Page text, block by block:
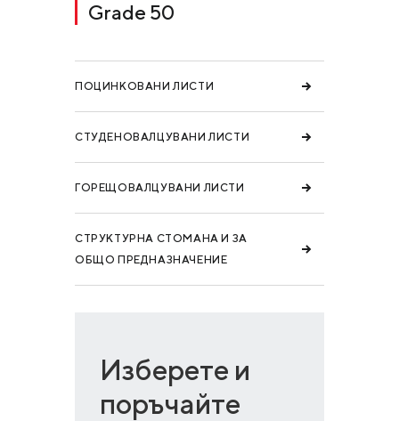
Grade 50
ПОЦИНКОВАНИ ЛИСТИ
СТУДЕНОВАЛЦУВАНИ ЛИСТИ
ГОРЕЩОВАЛЦУВАНИ ЛИСТИ
СТРУКТУРНА СТОМАНА И ЗА
ОБЩО ПРЕДНАЗНАЧЕНИЕ
Изберете и
поръчайте